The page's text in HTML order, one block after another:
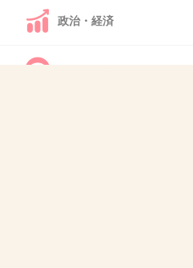
無理だった！
政治・経済